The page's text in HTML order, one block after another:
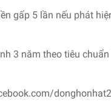
gấp 5 lần nếu phát
3 năm theo tiêu chuẩn